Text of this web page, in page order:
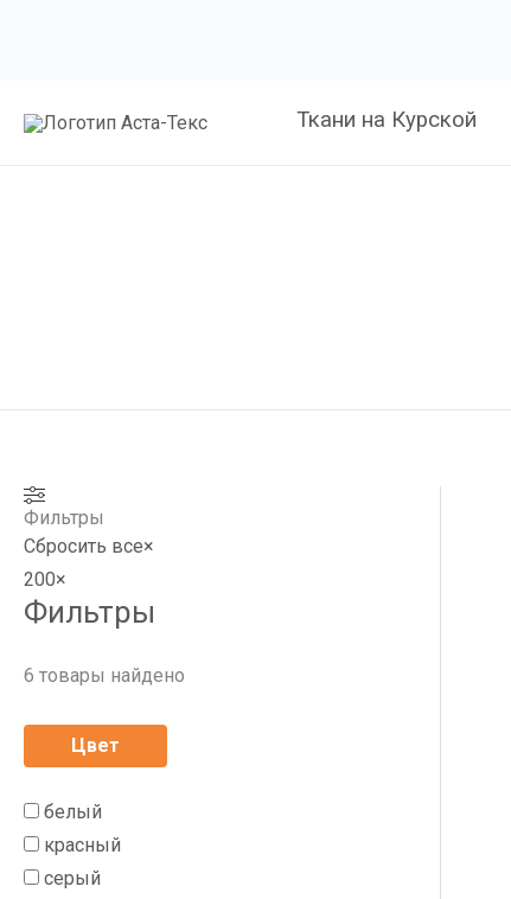
Ткани на Курской
Фильтры
Сбросить все×
200×
Фильтры
6 товары найдено
Цвет
белый
красный
серый